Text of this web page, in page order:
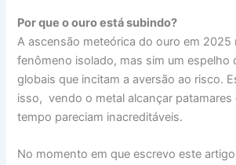
Por que o ouro está subindo?
A ascensão meteórica do ouro em 2025
fenômeno isolado, mas sim um espelho
globais que incitam a aversão ao risco.
isso, vendo o metal alcançar patamares
tempo pareciam inacreditáveis.
No momento em que escrevo este